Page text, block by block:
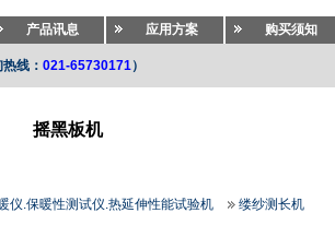
产品讯息 应用方案 购买须知
线： 021-65730171）
摇黑板机
仪.保暖性测试仪.热延伸性能试验机
缕纱测长机